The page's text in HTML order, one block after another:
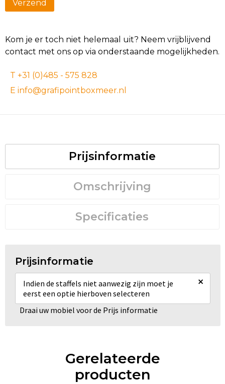
Kom je er toch niet helemaal uit? Neem vrijblijvend
contact met ons op via onderstaande mogelijkheden.
T +31 (0)485 - 575 828
E info@grafipointboxmeer.nl
Prijsinformatie
Omschrijving
Specificaties
Prijsinformatie
Indien de staffels niet aanwezig zijn moet je
eerst een optie hierboven selecteren
×
Draai uw mobiel voor de Prijs informatie
Gerelateerde
producten